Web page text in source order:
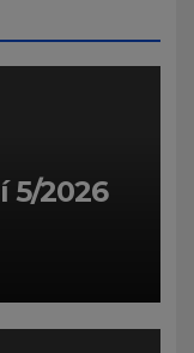
5/2026